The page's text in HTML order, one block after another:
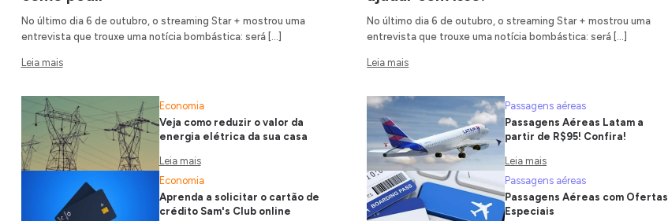
No último dia 6 de outubro, o streaming Star + mostrou uma
entrevista que trouxe uma notícia bombástica: será […]
Leia mais
Economia
Veja como reduzir o valor da
energia elétrica da sua casa
Leia mais
Economia
Aprenda a solicitar o cartão de
crédito Sam's Club online
No último dia 6 de outubro, o streaming Star + mostrou uma
entrevista que trouxe uma notícia bombástica: será […]
Leia mais
Passagens aéreas
Passagens Aéreas Latam a
partir de R$95! Confira!
Leia mais
Passagens aéreas
Passagens Aéreas com Ofertas
Especiais